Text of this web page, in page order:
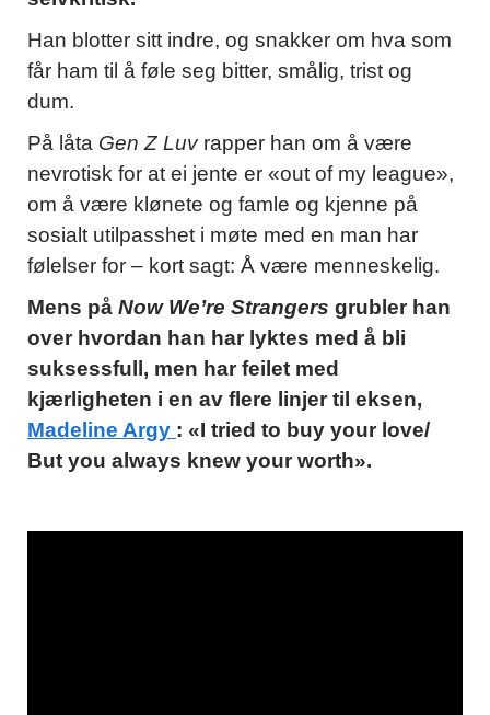
Han blotter sitt indre, og snakker om hva som
får ham til å føle seg bitter, smålig, trist og
dum.
På låta Gen Z Luvrapper han om å være
nevrotisk for at ei jente er «out of my league»,
om å være klønete og famle og kjenne på
sosialt utilpasshet i møte med en man har
følelser for – kort sagt: Å være menneskelig.
Mens på Now We’re Strangers grubler han
over hvordan han har lyktes med å bli
suksessfull, men har feilet med
kjærligheten i en av flere linjer til eksen,
Madeline Argy : «I tried to buy your love/
But you always knew your worth».